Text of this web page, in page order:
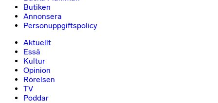
Butiken
Annonsera
Personuppgiftspolicy
Aktuellt
Essä
Kultur
Opinion
Rörelsen
TV
Poddar